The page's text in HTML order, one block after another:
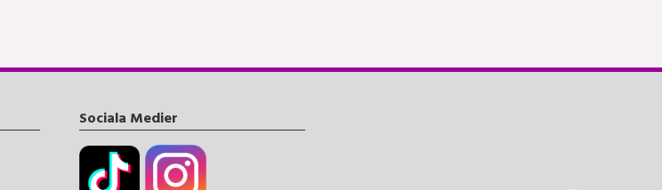
Sociala Medier